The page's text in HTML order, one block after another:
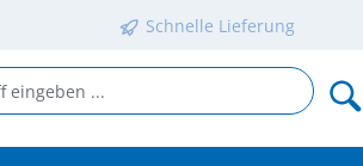
Schnelle Lieferung